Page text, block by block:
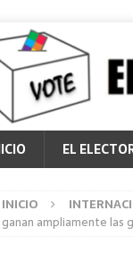
EL
INICIO
ganan ampliamente las